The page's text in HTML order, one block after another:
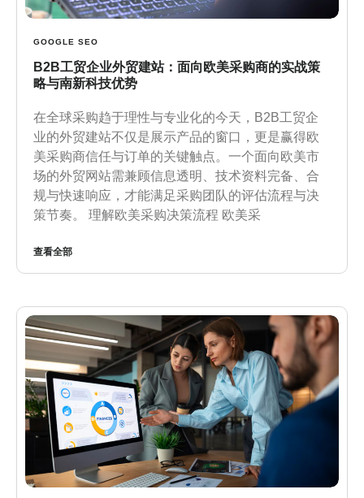
GOOGLE SEO
B2B工贸企业外贸建站：面向欧美采购商的实战策
略与南新科技优势
在全球采购趋于理性与专业化的今天，B2B工贸企
业的外贸建站不仅是展示产品的窗口，更是赢得欧
美采购商信任与订单的关键触点。一个面向欧美市
场的外贸网站需兼顾信息透明、技术资料完备、合
规与快速响应，才能满足采购团队的评估流程与决
策节奏。 理解欧美采购决策流程 欧美采
查看全部